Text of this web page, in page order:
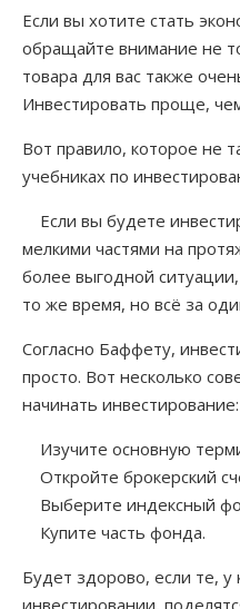
Если вы хотите стать
обращайте внимание не
товара для вас также
Инвестировать проще,
Вот правило, которое не
учебниках по
Если вы будете
мелкими частями на
более выгодной
то же время, но всё за
Согласно Баффету,
просто. Вот несколько
начинать инвестирование:
Изучите основную
Откройте брокерский
Выберите индексный
Купите часть фонда.
Будет здорово, если те, у
инвестировании,